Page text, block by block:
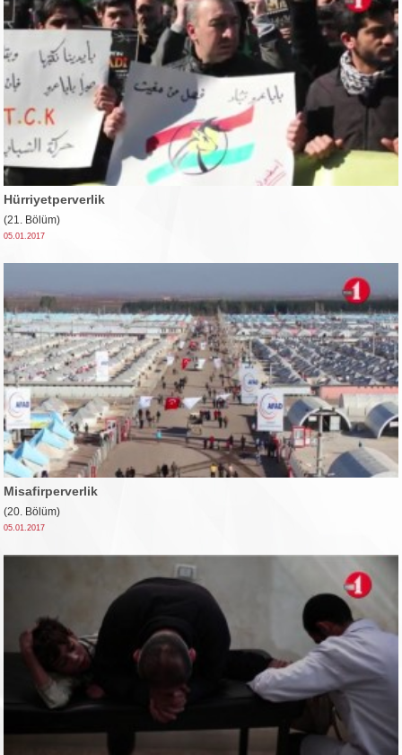
Hürriyetperverlik
(21. Bölüm)
05.01.2017
Misafirperverlik
(20. Bölüm)
05.01.2017